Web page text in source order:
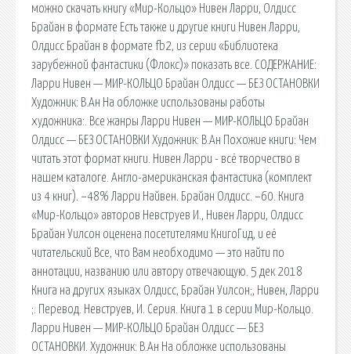
можно скачать книгу «Мир-Кольцо» Нивен Ларри, Олдисс
Брайан в формате Есть также и другие книги Нивен Ларри,
Олдисс Брайан в формате fb2, из серии «Библиотека
зарубежной фантастики (Флокс)» показать все. СОДЕРЖАНИЕ:
Ларри Нивен — МИР-КОЛЬЦО Брайан Олдисс — БЕЗ ОСТАНОВКИ
Художник: В.Ан На обложке использованы работы
художника:. Все жанры Ларри Нивен — МИР-КОЛЬЦО Брайан
Олдисс — БЕЗ ОСТАНОВКИ Художник: В.Ан Похожие книги: Чем
читать этот формат книги. Нивен Ларри - всё творчество в
нашем каталоге. Англо-американская фантастика (комплект
из 4 книг). −48% Ларри Найвен. Брайан Олдисс. −60. Книга
«Мир-Кольцо» авторов Невструев И., Нивен Ларри, Олдисс
Брайан Уилсон оценена посетителями КнигоГид, и её
читательский Все, что Вам необходимо — это найти по
аннотации, названию или автору отвечающую. 5 дек 2018
Книга на других языках Олдисс, Брайан Уилсон;, Нивен, Ларри
;. Перевод. Невструев, И. Серия. Книга 1 в серии Мир-Кольцо.
Ларри Нивен — МИР-КОЛЬЦО Брайан Олдисс — БЕЗ
ОСТАНОВКИ. Художник: В.Ан На обложке использованы